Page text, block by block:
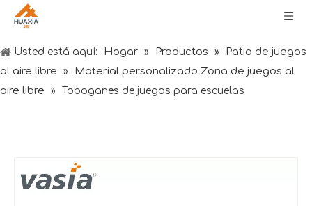
Usted está aquí: Hogar » Productos »
Patio de juegos
al aire libre
»
Material personalizado Zona de juegos al
aire libre
» Toboganes de juegos para escuelas